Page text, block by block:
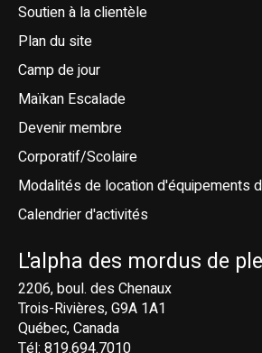
Soutien à la clientèle
Plan du site
Camp de jour
Maïkan Escalade
Devenir membre
Corporatif/Scolaire
Modalités de location d'équipements
Calendrier d'activités
L'alpha des mordus de
2206, boul. des Chenaux
Trois-Rivières, G9A 1A1
Québec, Canada
Tél: 819.694.7010